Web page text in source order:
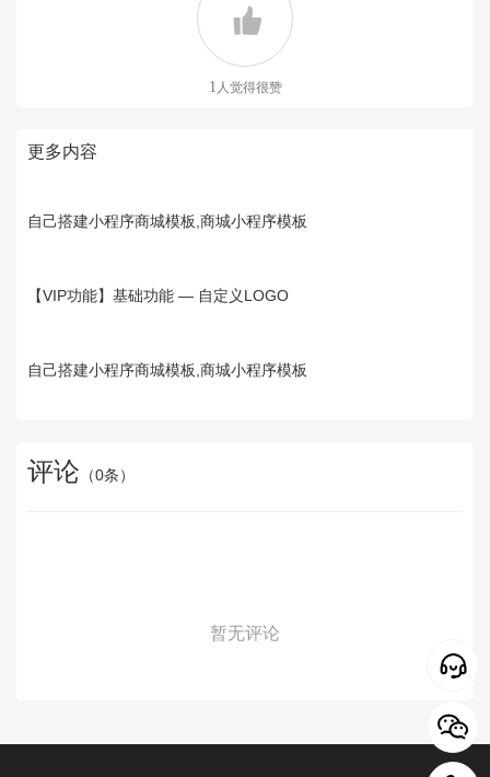
1 人觉得很赞
更多内容
自己搭建小程序商城模板,商城小程序模板
【VIP功能】基础功能 — 自定义LOGO
自己搭建小程序商城模板,商城小程序模板
评论 （0条）
暂无评论